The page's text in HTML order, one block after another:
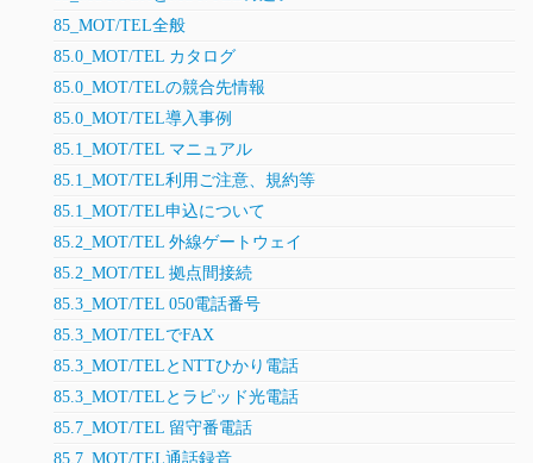
85_MOT/TEL全般
85.0_MOT/TEL カタログ
85.0_MOT/TELの競合先情報
85.0_MOT/TEL導入事例
85.1_MOT/TEL マニュアル
85.1_MOT/TEL利用ご注意、規約等
85.1_MOT/TEL申込について
85.2_MOT/TEL 外線ゲートウェイ
85.2_MOT/TEL 拠点間接続
85.3_MOT/TEL 050電話番号
85.3_MOT/TELでFAX
85.3_MOT/TELとNTTひかり電話
85.3_MOT/TELとラピッド光電話
85.7_MOT/TEL 留守番電話
85.7_MOT/TEL通話録音